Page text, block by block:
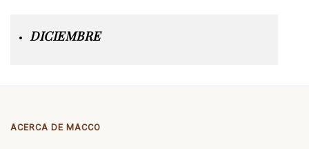
DICIEMBRE
ACERCA DE MACCO